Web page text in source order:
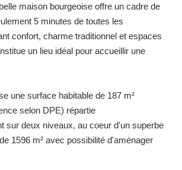
maison bourgeoise offre un cadre de
5 minutes de toutes les
confort, charme traditionnel et espaces
un lieu idéal pour accueillir une
une surface habitable de 187 m²
selon DPE) répartie
sur deux niveaux, au coeur d'un superbe
1596 m² avec possibilité d'aménager